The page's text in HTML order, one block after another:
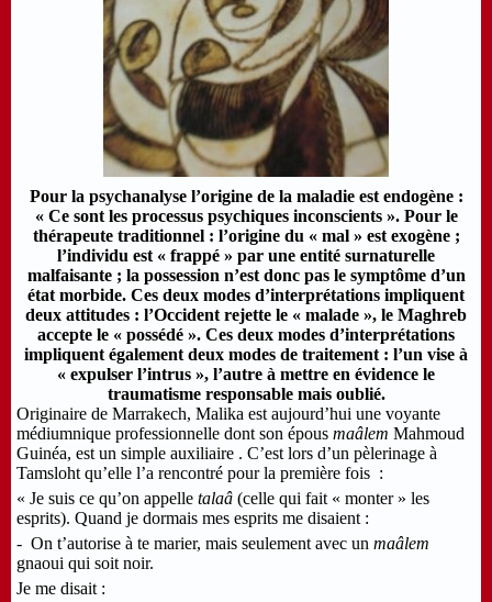
Pour la psychanalyse l’origine de la maladie est endogène :
« Ce sont les processus psychiques inconscients ». Pour le
thérapeute traditionnel : l’origine du « mal » est exogène ;
l’individu est « frappé » par une entité surnaturelle
malfaisante ; la possession n’est donc pas le symptôme d’un
état morbide. Ces deux modes d’interprétations impliquent
deux attitudes : l’Occident rejette le « malade », le Maghreb
accepte le « possédé ». Ces deux modes d’interprétations
impliquent également deux modes de traitement : l’un vise à
« expulser l’intrus », l’autre à mettre en évidence le
traumatisme responsable mais oublié.
Originaire de Marrakech, Malika est aujourd’hui une voyante
médiumnique professionnelle dont son épous maâlem Mahmoud
Guinéa, est un simple auxiliaire . C’est lors d’un pèlerinage à
Tamsloht qu’elle l’a rencontré pour la première fois :
« Je suis ce qu’on appelle talaâ (celle qui fait « monter » les
esprits). Quand je dormais mes esprits me disaient :
- On t’autorise à te marier, mais seulement avec un maâlem
gnaoui qui soit noir.
Je me disait :